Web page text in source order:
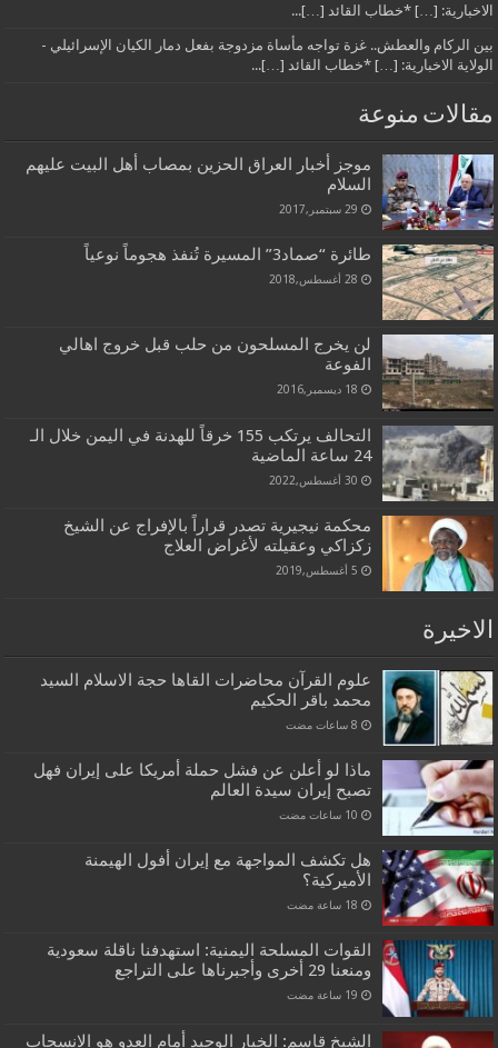
الاخبارية: […] *خطاب القائد […]...
بين الركام والعطش.. غزة تواجه مأساة مزدوجة بفعل دمار الكيان الإسرائيلي -
الولاية الاخبارية: […] *خطاب القائد […]...
مقالات منوعة
موجز أخبار العراق الحزين بمصاب أهل البيت عليهم
السلام
29 سبتمبر,2017
طائرة “صماد3” المسيرة تُنفذ هجوماً نوعياً
28 أغسطس,2018
لن يخرج المسلحون من حلب قبل خروج اهالي
الفوعة‎
18 ديسمبر,2016
التحالف يرتكب 155 خرقاً للهدنة في اليمن خلال الـ
24 ساعة الماضية
30 أغسطس,2022
محكمة نيجيرية تصدر قراراً بالإفراج عن الشيخ
زكزاكي وعقيلته لأغراض العلاج
5 أغسطس,2019
الاخيرة
علوم القرآن محاضرات القاها حجة الاسلام السيد
محمد باقر الحكيم
ماذا لو أعلن عن فشل حملة أمريكا على إيران فهل
تصبح إيران سيدة العالم
هل تكشف المواجهة مع إيران أفول الهيمنة
الأميركية؟
القوات المسلحة اليمنية: استهدفنا ناقلة سعودية
ومنعنا 29 أخرى وأجبرناها على التراجع
الشيخ قاسم: الخيار الوحيد أمام العدو هو الانسحاب